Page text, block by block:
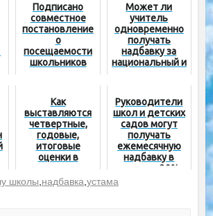
Подписано
совместное
постановление
о
посещаемости
школьников
Может ли
учитель
одновременно
получать
надбавку за
национальный и
Как
выставляются
четвертные,
годовые,
итоговые
оценки в
журнале?
(ФОТО)
Руководители
школ и детских
садов могут
получать
ежемесячную
надбавку в
размере 30%
школы надбавка устама